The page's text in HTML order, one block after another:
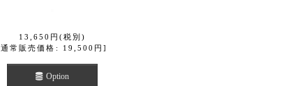
13,650 円 (税別)
通常販売価格 : 19,500 円 ]
Option